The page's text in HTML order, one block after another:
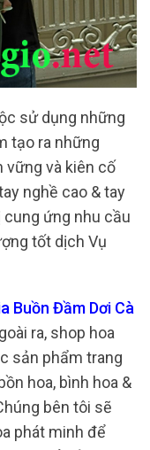
sử dụng những
tạo ra những
vững và kiên cố
nghề cao & tay
cung ứng nhu cầu
tốt dịch Vụ
Buồn Đầm Dơi Cà
ra, shop hoa
sản phẩm trang
hoa, bình hoa &
bên tôi sẽ
phát minh để